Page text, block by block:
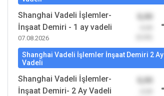
Shanghai Vadeli İşlemler-
İnşaat Demiri - 1 ay vadeli
07.08.2026
0,00
Shanghai Vadeli İşlemler İnşaat Demiri 2 Ay
Vadeli
Shanghai Vadeli İşlemler-
İnşaat Demiri- 2 Ay Vadeli
0,00